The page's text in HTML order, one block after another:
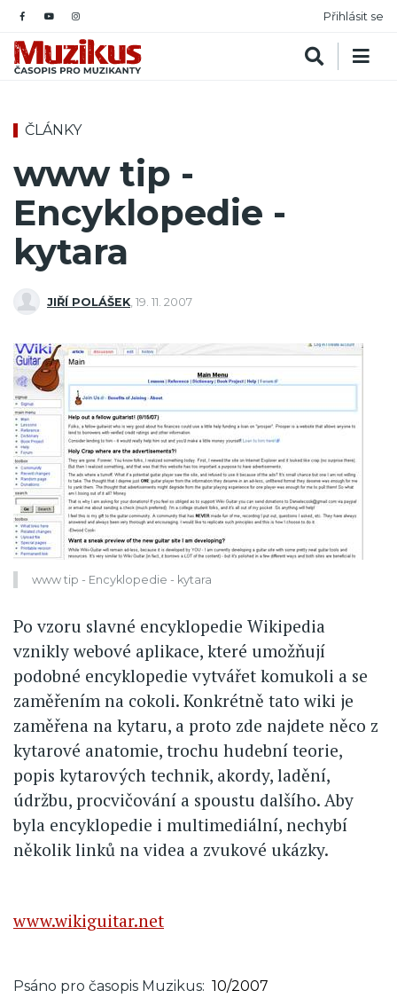
Přihlásit se
ČLÁNKY
www tip -
Encyklopedie -
kytara
JIŘÍ POLÁŠEK 19. 11. 2007
www tip - Encyklopedie - kytara
Po vzoru slavné encyklopedie Wikipedia
vznikly webové aplikace, které umožňují
podobné encyklopedie vytvářet komukoli a se
zaměřením na cokoli. Konkrétně tato wiki je
zaměřena na kytaru, a proto zde najdete něco z
kytarové anatomie, trochu hudební teorie,
popis kytarových technik, akordy, ladění,
údržbu, procvičování a spoustu dalšího. Aby
byla encyklopedie i multimediální, nechybí
několik linků na videa a zvukové ukázky.
www.wikiguitar.net
Psáno pro časopis Muzikus 10/2007